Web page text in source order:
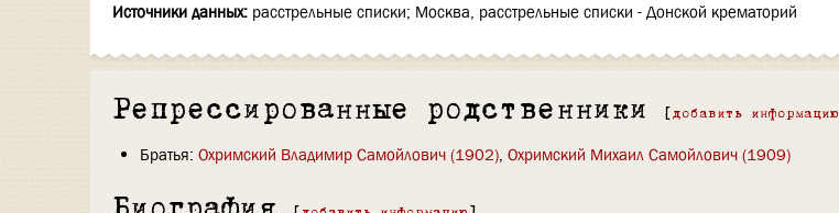
Источники данных: расстрельные списки; Москва, расстрельные списки - Донской крематорий
Репрессированные родственники [ добавить информацию
Братья: Охримский Владимир Самойлович (1902), Охримский Михаил Самойлович (1909)